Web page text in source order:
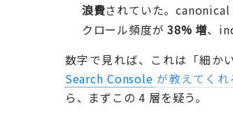
浪費されていた。
クロール頻度が38% 増、
数字で見れば、これは「細か
Search Console が教えてくれ
ら、まずこの 4 層を疑う。